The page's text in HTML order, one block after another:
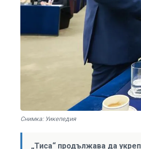
Снимка: Уикепедия
„Тиса“ продължава да